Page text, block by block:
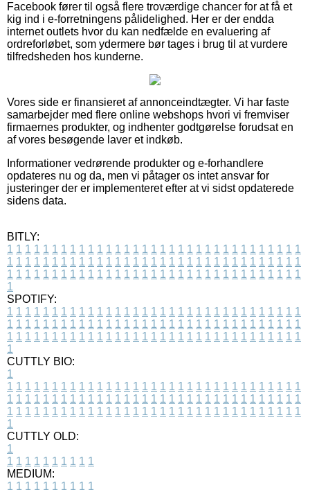
Facebook fører til også flere troværdige chancer for at få et
kig ind i e-forretningens pålidelighed. Her er der endda
internet outlets hvor du kan nedfælde en evaluering af
ordreforløbet, som ydermere bør tages i brug til at vurdere
tilfredsheden hos kunderne.
Vores side er finansieret af annonceindtægter. Vi har faste
samarbejder med flere online webshops hvori vi fremviser
firmaernes produkter, og indhenter godtgørelse forudsat en
af vores besøgende laver et indkøb.
Informationer vedrørende produkter og e-forhandlere
opdateres nu og da, men vi påtager os intet ansvar for
justeringer der er implementeret efter at vi sidst opdaterede
sidens data.
BITLY:
1 1 1 1 1 1 1 1 1 1 1 1 1 1 1 1 1 1 1 1 1 1 1 1 1 1 1 1 1 1 1 1 1
1 1 1 1 1 1 1 1 1 1 1 1 1 1 1 1 1 1 1 1 1 1 1 1 1 1 1 1 1 1 1 1 1
1 1 1 1 1 1 1 1 1 1 1 1 1 1 1 1 1 1 1 1 1 1 1 1 1 1 1 1 1 1 1 1 1
1
SPOTIFY:
1 1 1 1 1 1 1 1 1 1 1 1 1 1 1 1 1 1 1 1 1 1 1 1 1 1 1 1 1 1 1 1 1
1 1 1 1 1 1 1 1 1 1 1 1 1 1 1 1 1 1 1 1 1 1 1 1 1 1 1 1 1 1 1 1 1
1 1 1 1 1 1 1 1 1 1 1 1 1 1 1 1 1 1 1 1 1 1 1 1 1 1 1 1 1 1 1 1 1
1
CUTTLY BIO:
1
1 1 1 1 1 1 1 1 1 1 1 1 1 1 1 1 1 1 1 1 1 1 1 1 1 1 1 1 1 1 1 1 1
1 1 1 1 1 1 1 1 1 1 1 1 1 1 1 1 1 1 1 1 1 1 1 1 1 1 1 1 1 1 1 1 1
1 1 1 1 1 1 1 1 1 1 1 1 1 1 1 1 1 1 1 1 1 1 1 1 1 1 1 1 1 1 1 1 1
1
CUTTLY OLD:
1
1 1 1 1 1 1 1 1 1 1
MEDIUM:
1 1 1 1 1 1 1 1 1 1